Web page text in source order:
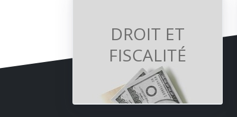
DROIT ET
FISCALITÉ